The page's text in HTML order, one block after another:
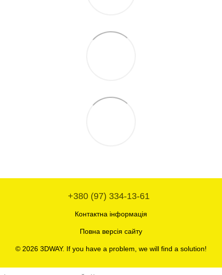
+380 (97) 334-13-61
Контактна інформація
Повна версія сайту
© 2026 3DWAY. If you have a problem, we will find a solution!